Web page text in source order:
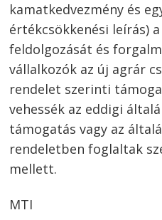
kamatkedvezmény és
értékcsökkenési leírás)
feldolgozását és
vállalkozók az új agrár
rendelet szerinti
vehessék az eddigi
támogatás vagy az
rendeletben foglaltak
mellett.
MTI